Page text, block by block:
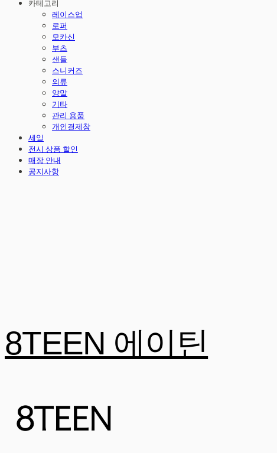
카테고리
레이스업
로퍼
모카신
부츠
샌들
스니커즈
의류
양말
기타
관리 용품
개인결제창
세일
전시 상품 할인
매장 안내
공지사항
8TEEN 에이틴